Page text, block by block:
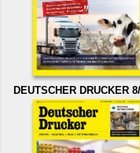
DEUTSCHER DRUCKER